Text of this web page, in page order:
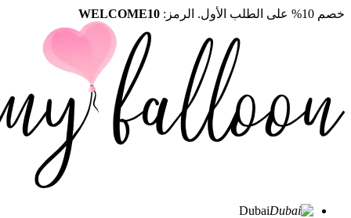
خصم 10% على الطلب الأول. الرمز: WELCOME10
Dubai